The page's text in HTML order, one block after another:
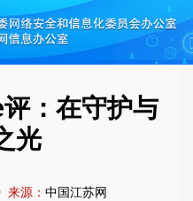
评：在守护与
光
来源： 中国江苏网